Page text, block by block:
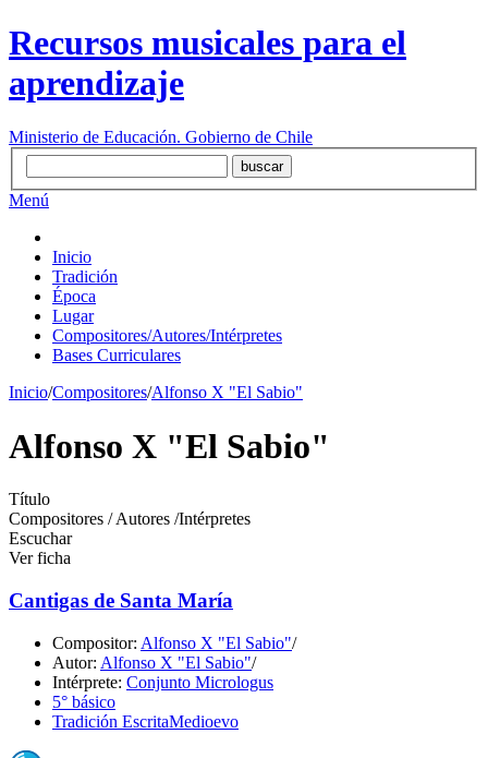
Recursos musicales para el
aprendizaje
Ministerio de Educación. Gobierno de Chile
Menú
Inicio
Tradición
Época
Lugar
Compositores/Autores/Intérpretes
Bases Curriculares
Inicio/Compositores/Alfonso X "El Sabio"
Alfonso X "El Sabio"
Título
Compositores / Autores /Intérpretes
Escuchar
Ver ficha
Cantigas de Santa María
Compositor: Alfonso X "El Sabio"/
Autor: Alfonso X "El Sabio"/
Intérprete: Conjunto Micrologus
5° básico
Tradición EscritaMedioevo